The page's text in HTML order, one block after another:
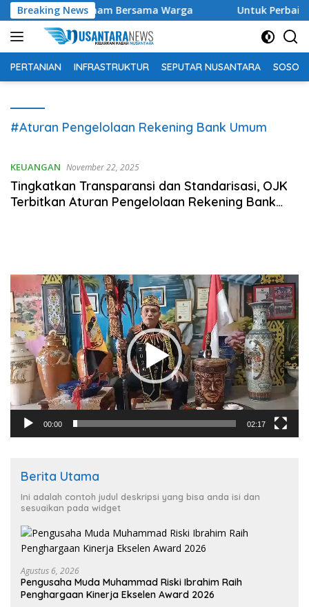
Langsung
ke
konten
Breaking News
dan Senam Bersama Warga Untuk Perbaikan
PERTANIAN INFRASTRUKTUR SEPUTAR NUSANTARA SOSOK
#Aturan Pengelolaan Rekening Bank Umum
KEUANGAN November 22, 2025
Tingkatkan Transparansi dan Standarisasi, OJK
Terbitkan Aturan Pengelolaan Rekening Bank
Pemutar
Video
00:00 02:17
Berita Utama
Ini adalah contoh judul deskripsi yang bisa anda isi dan
sesuaikan pada widget
Agustus 6, 2026
Pengusaha Muda Muhammad Riski Ibrahim Raih
Penghargaan Kinerja Ekselen Award 2026